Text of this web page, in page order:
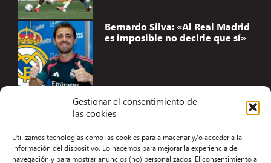
Gestionar el consentimiento de
las cookies
Utilizamos tecnologías como las cookies para almacenar y/o acceder a la
información del dispositivo. Lo hacemos para mejorar la experiencia de
navegación y para mostrar anuncios (no) personalizados. El consentimiento a
Bernardo Silva: «Al Real Madrid
es imposible no decirle que sí»
Aviso Legal